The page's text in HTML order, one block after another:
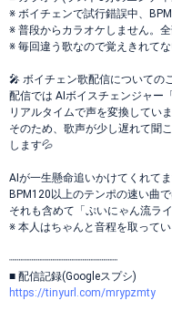
※ ボイチェンで試行錯誤中、
※ 普段からカラオケしません。
※ 毎回違う歌なので覚えきれて
🎤 ボイチェン歌配信についての
配信では AIボイスチェンジャー
リアルタイムで声を変換してい
そのため、歌声が少し遅れて聞
します💦
AIが一生懸命追いかけてくれてま
BPM120以上のテンポの速い曲
それも含めて「ぷいにゃん流ラ
※ 本人はちゃんと音程を取って
┈┈┈┈┈┈┈┈┈┈┈┈┈┈┈┈┈
■ 配信記録(Googleスプシ)
https://tinyurl.com/mrypzmty